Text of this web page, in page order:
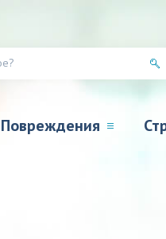
Повреждения